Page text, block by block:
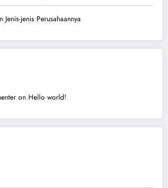
jenis Perusahaannya
on Hello world!